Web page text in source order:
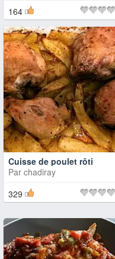
164
Cuisse de poulet rôti
Par chadiray
329